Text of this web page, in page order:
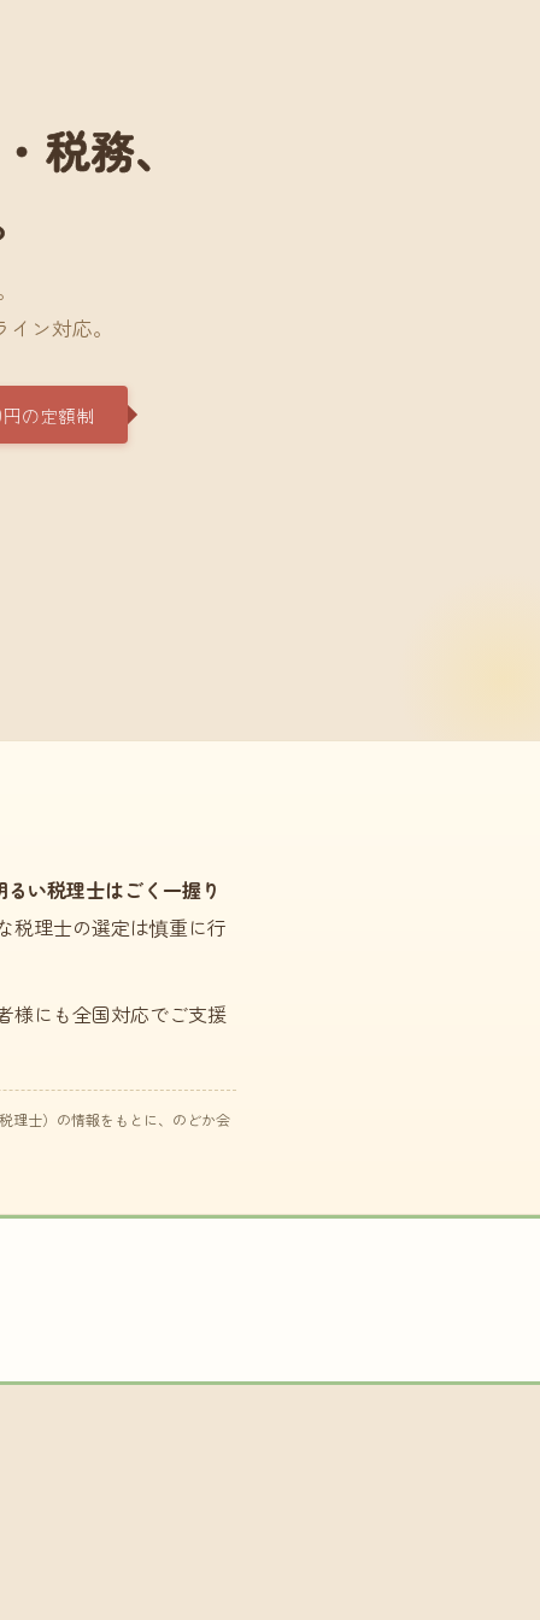
税務、
ン対応。
の定額制
い税理士はごく一握り
税理士の選定は慎重に行
様にも全国対応でご支援
理士）の情報をもとに、のどか会